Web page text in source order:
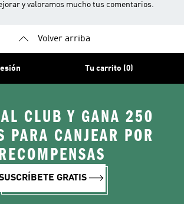
y valoramos mucho tus comentarios.
Volver arriba
Tu carrito (0)
CLUB Y GANA 250
PARA CANJEAR POR
GRATIS